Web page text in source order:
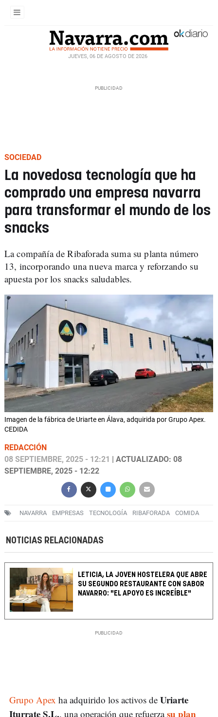
JUEVES, 06 DE AGOSTO DE 2026
SOCIEDAD
La novedosa tecnología que ha
comprado una empresa navarra
para transformar el mundo de los
snacks
La compañía de Ribaforada suma su planta número
13, incorporando una nueva marca y reforzando su
apuesta por los snacks saludables.
Imagen de la fábrica de Uriarte en Álava, adquirida por Grupo Apex.
CEDIDA
REDACCIÓN
08 SEPTIEMBRE, 2025 - 12:21
| ACTUALIZADO: 08
SEPTIEMBRE, 2025 - 12:22
NAVARRA EMPRESAS TECNOLOGÍA RIBAFORADA COMIDA
NOTICIAS RELACIONADAS
LETICIA, LA JOVEN HOSTELERA QUE ABRE
SU SEGUNDO RESTAURANTE CON SABOR
NAVARRO: "EL APOYO ES INCREÍBLE"
Grupo Apex ha adquirido los activos de Uriarte
Iturrate S.L., una operación que refuerzasu plan